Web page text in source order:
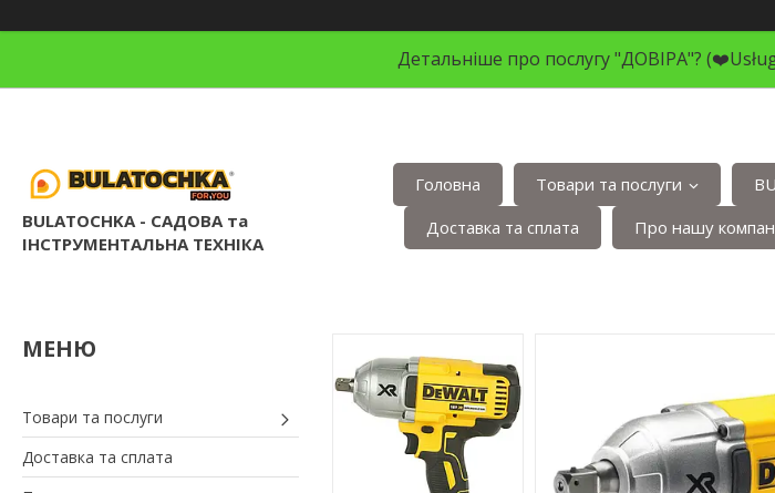
Детальніше про послугу "ДОВІРА"?
BULATOCHKA - САДОВА та
ІНСТРУМЕНТАЛЬНА ТЕХНІКА
Головна Товари та послуги
Доставка та сплата
Про нашу
Товари та послуги
Доставка та сплата